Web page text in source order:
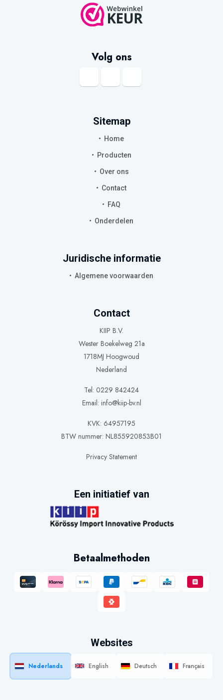
Volg ons
Sitemap
Home
Producten
Over ons
Contact
FAQ
Onderdelen
Juridische informatie
Algemene voorwaarden
Contact
KIIP B.V.
Wester Boekelweg 21a
1718MJ Hoogwoud
Nederland
Tel: 0229 842424
Email: info@kiip-bv.nl
KVK: 64957195
BTW nummer: NL855920853B01
Privacy Statement
Een initiatief van
Betaalmethoden
Websites
Nederlands English Deutsch Français